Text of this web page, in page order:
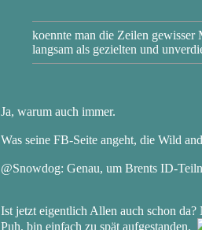
koennte man die Zeilen gewisser
langsam als gezielten und
Ja, warum auch immer.
Was seine FB-Seite angeht, die Wild
@Snowdog: Genau, um Brents ID-
Ist jetzt eigentlich Allen auch schon
Puh, bin einfach zu spät aufgestanden.